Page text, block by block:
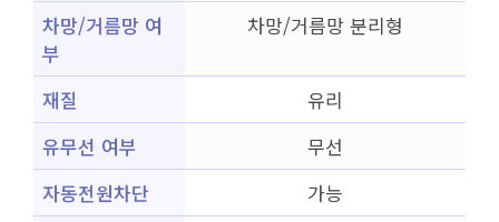
차망/거름망 여
부
차망/거름망 분리형
재질
유리
유무선 여부
무선
자동전원차단
가능